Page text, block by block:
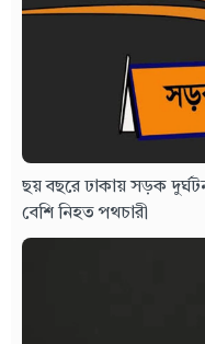
ছয় বছরে ঢাকায় সড়ক
বেশি নিহত পথচারী